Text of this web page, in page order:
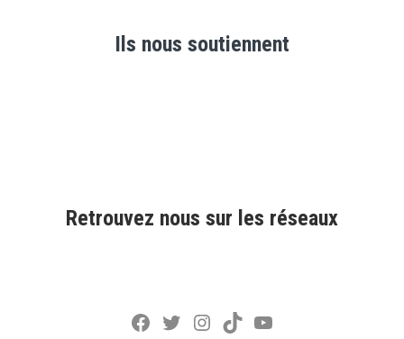
Ils nous soutiennent
Retrouvez nous sur les réseaux
Facebook
Twitter
Instagram
TikTokYouTube